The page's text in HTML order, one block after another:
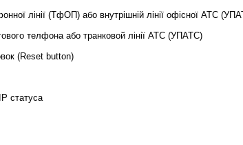
лінії (ТфОП) або внутрішній лінії офісної АТС
телфона або транковой лінії АТС (УПАТС)
(Reset button)
статуса